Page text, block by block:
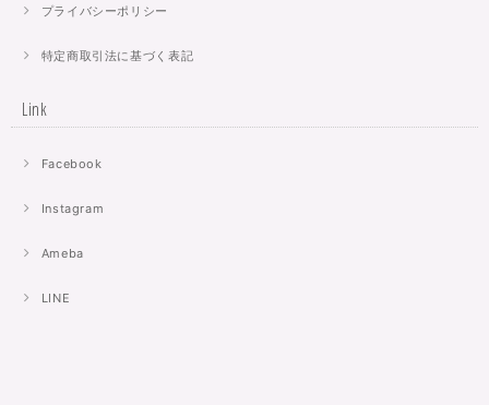
プライバシーポリシー
特定商取引法に基づく表記
Link
Facebook
Instagram
Ameba
LINE